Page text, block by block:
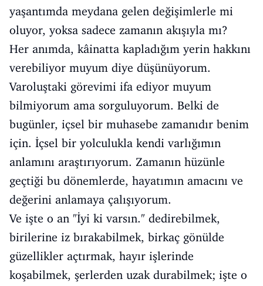
yaşantımda meydana gelen değişimlerle mi
oluyor, yoksa sadece zamanın akışıyla mı?
Her anımda, kâinatta kapladığım yerin hakkını
verebiliyor muyum diye düşünüyorum.
Varoluştaki görevimi ifa ediyor muyum
bilmiyorum ama sorguluyorum. Belki de
bugünler, içsel bir muhasebe zamanıdır benim
için. İçsel bir yolculukla kendi varlığımın
anlamını araştırıyorum. Zamanın hüzünle
geçtiği bu dönemlerde, hayatımın amacını ve
değerini anlamaya çalışıyorum.
Ve işte o an "İyi ki varsın." dedirebilmek,
birilerine iz bırakabilmek, birkaç gönülde
güzellikler açtırmak, hayır işlerinde
koşabilmek, şerlerden uzak durabilmek; işte o